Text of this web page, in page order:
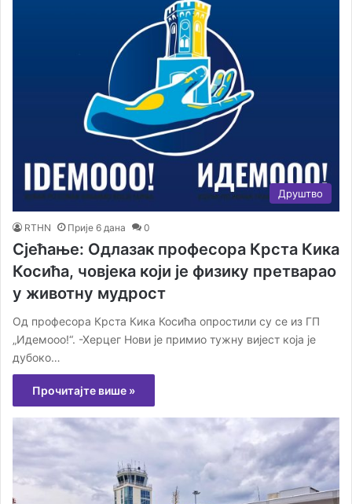
Друштво
RTHN Прије 6 дана 0
Сјећање: Одлазак професора Крста Кика
Косића, човјека који је физику претварао
у животну мудрост
Од професора Крста Кика Косића опростили су се из ГП
„Идемооо!“. -Херцег Нови је примио тужну вијест која је
дубоко…
Прочитајте више »